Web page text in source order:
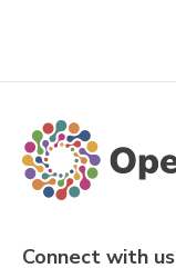
Connect with us